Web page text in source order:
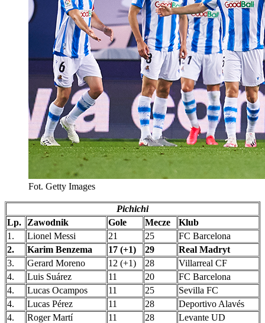
Fot. Getty Images
Pichichi
Lp.
Zawodnik Gole Mecze
Klub
1.
Lionel Messi 21 25
FC Barcelona
2.
Karim Benzema 17 (+1) 29
Real Madryt
3.
Gerard Moreno 12 (+1) 28
Villarreal CF
4.
Luis Suárez 11 20
FC Barcelona
4.
Lucas Ocampos 11 25
Sevilla FC
4.
Lucas Pérez 11 28
Deportivo Alavés
4.
Roger Martí 11 28
Levante UD